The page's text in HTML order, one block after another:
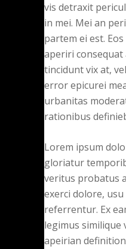
vis detraxit
in mei. Mei an
partem ei est.
aperiri consequat
tincidunt vix at,
error epicurei
urbanitas
rationibus
Lorem ipsum
gloriatur
veritus probatus
exerci dolore,
referrentur. Ex
legimus similique
apeirian